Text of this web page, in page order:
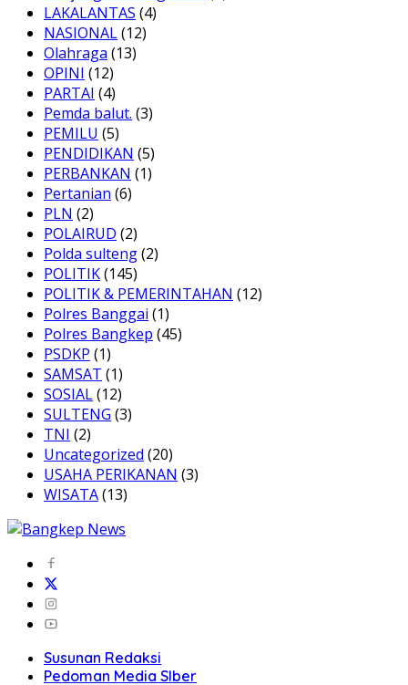
LAKALANTAS (4)
NASIONAL(12)
Olahraga (13)
OPINI (12)
PARTAI (4)
Pemda balut. (3)
PEMILU (5)
PENDIDIKAN (5)
PERBANKAN (1)
Pertanian (6)
PLN (2)
POLAIRUD (2)
Polda sulteng(2)
POLITIK(145)
POLITIK & PEMERINTAHAN (12)
Polres Banggai (1)
Polres Bangkep (45)
PSDKP (1)
SAMSAT (1)
SOSIAL(12)
SULTENG (3)
TNI (2)
Uncategorized (20)
USAHA PERIKANAN (3)
WISATA(13)
Susunan Redaksi
Pedoman Media SIber